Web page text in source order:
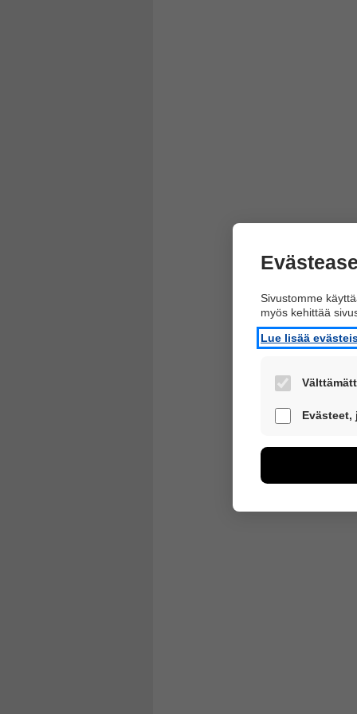
Sivustomme
myös kehittää
Lue lisää
NämäEvästeet,
voimme
esimerkiksi
Voit valita,